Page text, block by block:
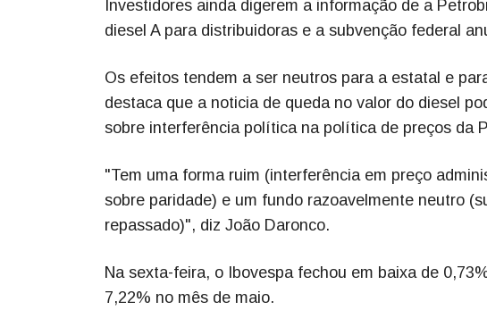
Investidores ainda digerem a informação de a
diesel A para distribuidoras e a subvenção federal
Os efeitos tendem a ser neutros para a estatal e
destaca que a noticia de queda no valor do diesel
sobre interferência política na política de preços da
"Tem uma forma ruim (interferência em preço
sobre paridade) e um fundo razoavelmente neutro
repassado)", diz João Daronco.
Na sexta-feira, o Ibovespa fechou em baixa de
7,22% no mês de maio.